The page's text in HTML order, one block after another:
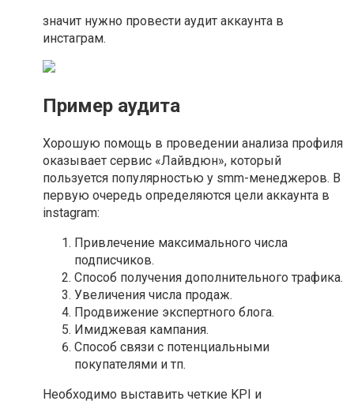
значит нужно провести аудит аккаунта в
инстаграм.
Пример аудита
Хорошую помощь в проведении анализа профиля
оказывает сервис «Лайвдюн», который
пользуется популярностью у smm-менеджеров. В
первую очередь определяются цели аккаунта в
instagram:
Привлечение максимального числа
подписчиков.
Способ получения дополнительного трафика.
Увеличения числа продаж.
Продвижение экспертного блога.
Имиджевая кампания.
Способ связи с потенциальными
покупателями и тп.
Необходимо выставить четкие KPI и